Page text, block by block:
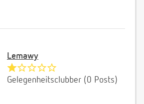
Lemawy
Gelegenheitsclubber (0 Posts)